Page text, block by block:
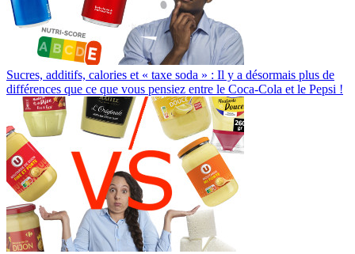
Sucres, additifs, calories et « taxe soda » : Il y a désormais plus de
différences que ce que vous pensiez entre le Coca-Cola et le Pepsi !